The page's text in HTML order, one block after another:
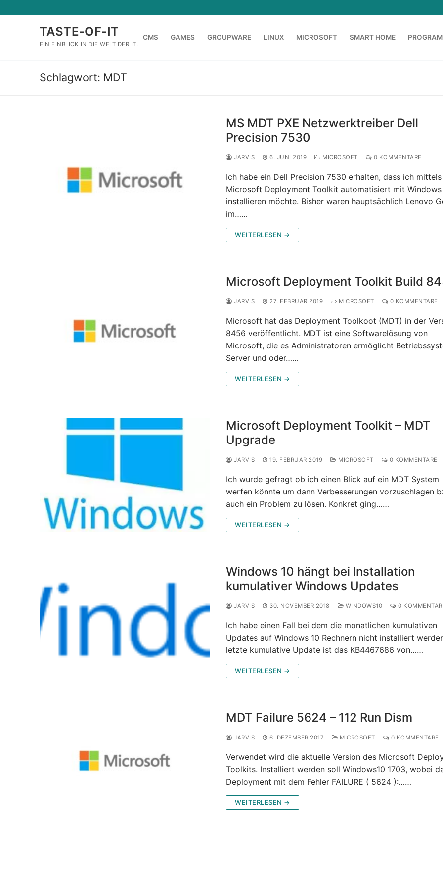
Inhalt
TASTE-OF-IT
EIN EINBLICK IN DIE WELT DER IT.
CMS GAMES GROUPWARE LINUX MICROSOFT SMART HOME
Schlagwort: MDT
MS MDT PXE Netzwerktreiber Dell
Precision 7530
JARVIS 6. JUNI 2019 MICROSOFT 0 KOMMENTARE
Ich habe ein Dell Precision 7530 erhalten, dass ich mittels
Microsoft Deployment Toolkit automatisiert mit Windows
installieren möchte. Bisher waren hauptsächlich Lenovo
im……
WEITERLESEN →
Microsoft Deployment Toolkit Build
JARVIS 27. FEBRUAR 2019 MICROSOFT 0 KOMMENTARE
Microsoft hat das Deployment Toolkoot (MDT) in der
8456 veröffentlicht. MDT ist eine Softwarelösung von
Microsoft, die es Administratoren ermöglicht
Server und oder……
WEITERLESEN →
Microsoft Deployment Toolkit – MDT
Upgrade
JARVIS 19. FEBRUAR 2019 MICROSOFT 0 KOMMENTARE
Ich wurde gefragt ob ich einen Blick auf ein MDT System
werfen könnte um dann Verbesserungen vorzuschlagen
auch ein Problem zu lösen. Konkret ging……
WEITERLESEN →
Windows 10 hängt bei Installation
kumulativer Windows Updates
JARVIS 30. NOVEMBER 2018 WINDOWS10 0
Ich habe einen Fall bei dem die monatlichen kumulativen
Updates auf Windows 10 Rechnern nicht installiert
letzte kumulative Update ist das KB4467686 von……
WEITERLESEN →
MDT Failure 5624 – 112 Run Dism
JARVIS 6. DEZEMBER 2017 MICROSOFT 0 KOMMENTARE
Verwendet wird die aktuelle Version des Microsoft
Toolkits. Installiert werden soll Windows10 1703, wobei
Deployment mit dem Fehler FAILURE ( 5624 ):……
WEITERLESEN →